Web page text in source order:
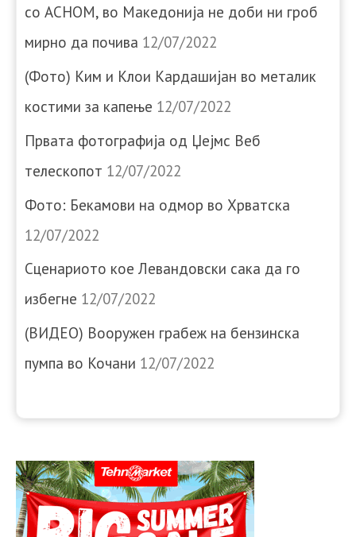
со АСНОМ, во Македонија не доби ни гроб
мирно да почива 12/07/2022
(Фото) Ким и Клои Кардашијан во металик
костими за капење 12/07/2022
Првата фотографија од Џејмс Веб
телескопот 12/07/2022
Фото: Бекамови на одмор во Хрватска
12/07/2022
Сценариото кое Левандовски сака да го
избегне 12/07/2022
(ВИДЕО) Вооружен грабеж на бензинска
пумпа во Кочани 12/07/2022